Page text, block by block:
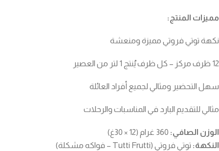
مميزات المنتج:
نكهة توتي فروتي مميزة ومنعشة
12 ظرف مركز – كل ظرف يُنتج 1 لتر من العصير
سهل التحضير ومثالي لجميع أفراد العائلة
مثالي للتقديم البارد في المناسبات والرحلات
الوزن الصافي:
النكهة: توتي فروتي (Tutti Frutti – فواكه مشكلة)